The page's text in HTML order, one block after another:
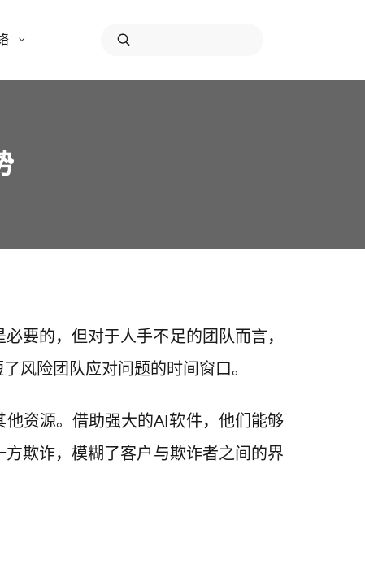
要的，但对于人手不足的团队而言，
风险团队应对问题的时间窗口。
资源。借助强大的AI软件，他们能够
方欺诈，模糊了客户与欺诈者之间的界